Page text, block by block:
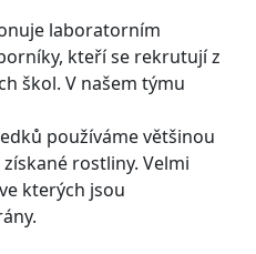
laboratorním
kteří se rekrutují z
škol. V našem týmu
používáme většinou
rostliny. Velmi
kterých jsou